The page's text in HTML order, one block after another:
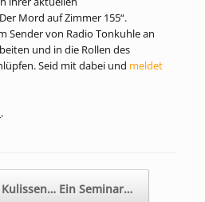
Mord auf Zimmer 155“.
Sender von Radio Tonkuhle an
und in die Rollen des
Seid mit dabei und meldet
.
Ein Seminar…